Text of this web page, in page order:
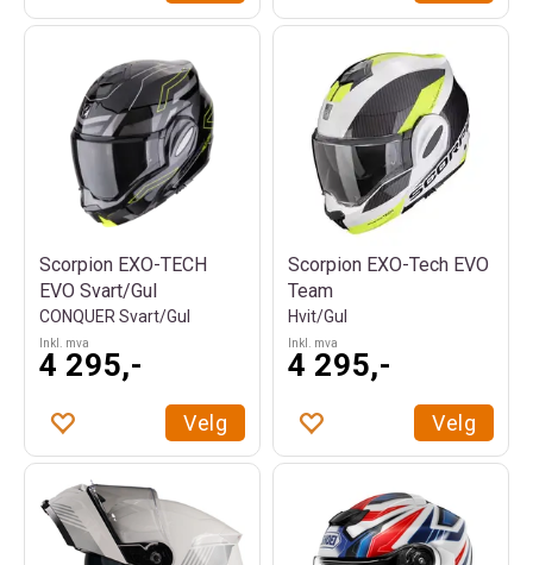
Scorpion EXO-TECH
EVO Svart/Gul
CONQUER Svart/Gul
Inkl. mva
4 295,-
Velg
Scorpion EXO-Tech EVO
Team
Hvit/Gul
Inkl. mva
4 295,-
Velg